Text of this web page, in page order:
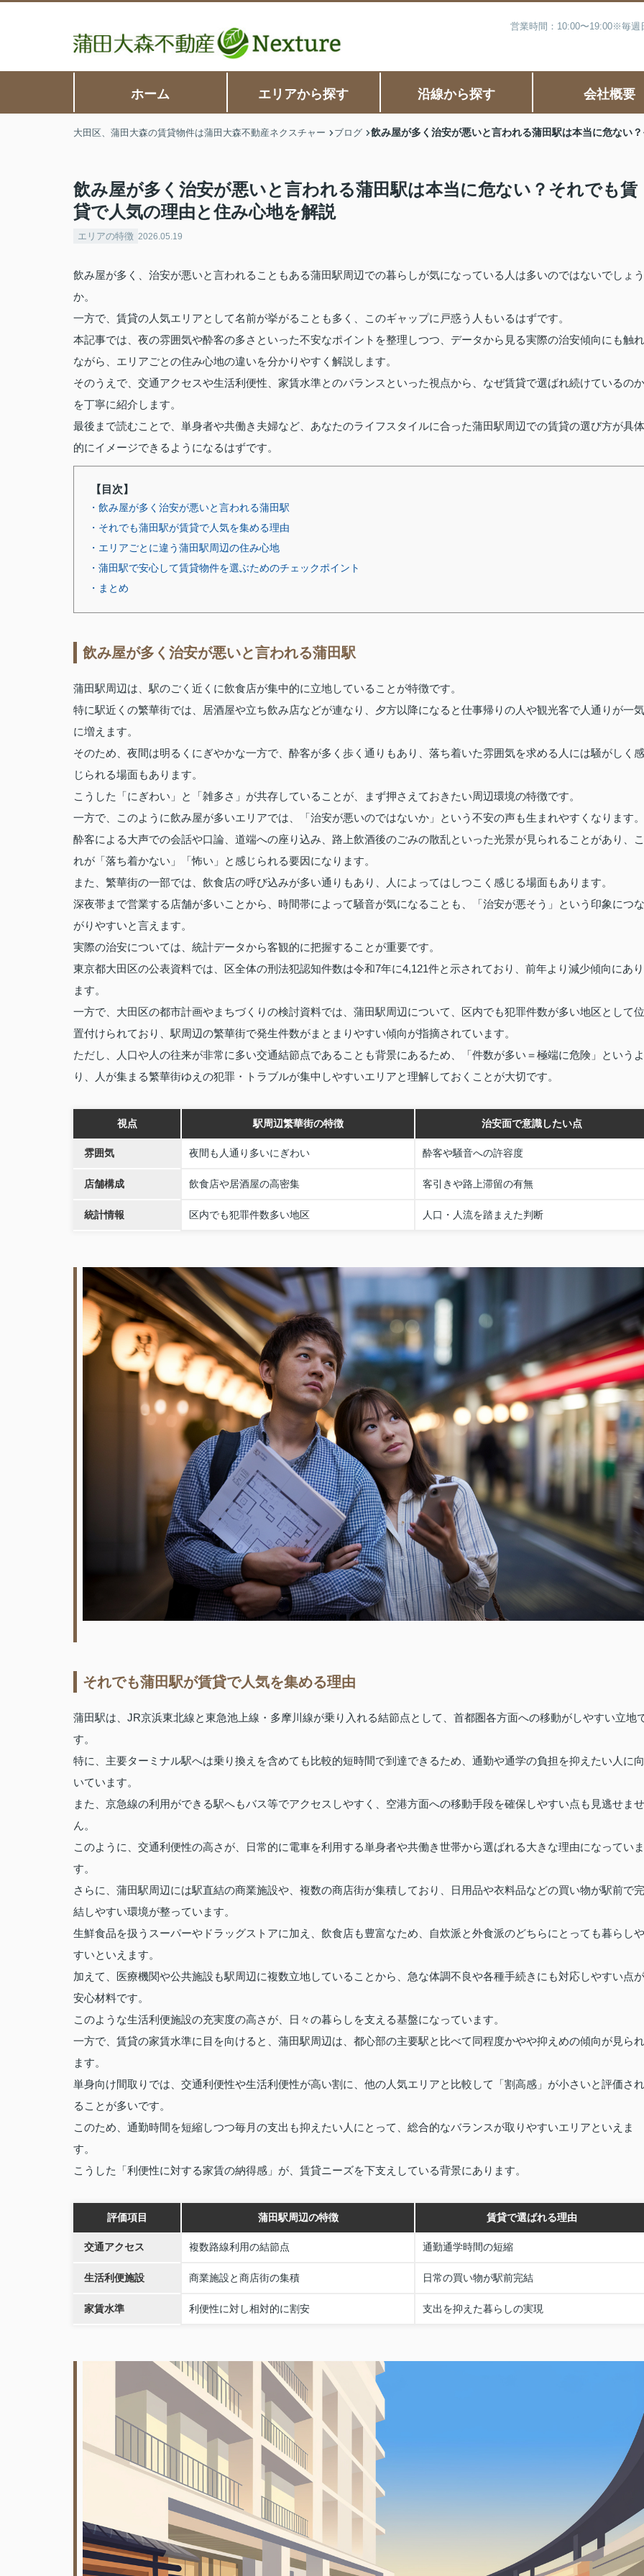
営業時間：10:00〜19:00※毎
ホーム エリアから探す 沿線から探す 会社概要
大田区、蒲田大森の賃貸物件は蒲田大森不動産ネクスチャー ブログ 飲み屋が多く治安が悪いと言われる蒲田駅は本当に危ない
飲み屋が多く治安が悪いと言われる蒲田駅は本当に危ない？それでも賃
貸で人気の理由と住み心地を解説
エリアの特徴 2026.05.19
飲み屋が多く、治安が悪いと言われることもある蒲田駅周辺での暮らしが気になっている人は多いのではないでしょう
か。
一方で、賃貸の人気エリアとして名前が挙がることも多く、このギャップに戸惑う人もいるはずです。
本記事では、夜の雰囲気や酔客の多さといった不安なポイントを整理しつつ、データから見る実際の治安傾向にも触れ
ながら、エリアごとの住み心地の違いを分かりやすく解説します。
そのうえで、交通アクセスや生活利便性、家賃水準とのバランスといった視点から、なぜ賃貸で選ばれ続けているのか
を丁寧に紹介します。
最後まで読むことで、単身者や共働き夫婦など、あなたのライフスタイルに合った蒲田駅周辺での賃貸の選び方が具体
的にイメージできるようになるはずです。
【目次】
・飲み屋が多く治安が悪いと言われる蒲田駅
・それでも蒲田駅が賃貸で人気を集める理由
・エリアごとに違う蒲田駅周辺の住み心地
・蒲田駅で安心して賃貸物件を選ぶためのチェックポイント
・まとめ
飲み屋が多く治安が悪いと言われる蒲田駅
蒲田駅周辺は、駅のごく近くに飲食店が集中的に立地していることが特徴です。
特に駅近くの繁華街では、居酒屋や立ち飲み店などが連なり、夕方以降になると仕事帰りの人や観光客で人通りが一気
に増えます。
そのため、夜間は明るくにぎやかな一方で、酔客が多く歩く通りもあり、落ち着いた雰囲気を求める人には騒がしく感
じられる場面もあります。
こうした「にぎわい」と「雑多さ」が共存していることが、まず押さえておきたい周辺環境の特徴です。
一方で、このように飲み屋が多いエリアでは、「治安が悪いのではないか」という不安の声も生まれやすくなります。
酔客による大声での会話や口論、道端への座り込み、路上飲酒後のごみの散乱といった光景が見られることがあり、こ
れが「落ち着かない」「怖い」と感じられる要因になります。
また、繁華街の一部では、飲食店の呼び込みが多い通りもあり、人によってはしつこく感じる場面もあります。
深夜帯まで営業する店舗が多いことから、時間帯によって騒音が気になることも、「治安が悪そう」という印象につな
がりやすいと言えます。
実際の治安については、統計データから客観的に把握することが重要です。
東京都大田区の公表資料では、区全体の刑法犯認知件数は令和7年に4,121件と示されており、前年より減少傾向にあり
ます。
一方で、大田区の都市計画やまちづくりの検討資料では、蒲田駅周辺について、区内でも犯罪件数が多い地区として位
置付けられており、駅周辺の繁華街で発生件数がまとまりやすい傾向が指摘されています。
ただし、人口や人の往来が非常に多い交通結節点であることも背景にあるため、「件数が多い＝極端に危険」というよ
り、人が集まる繁華街ゆえの犯罪・トラブルが集中しやすいエリアと理解しておくことが大切です。
視点 駅周辺繁華街の特徴 治安面で意識したい点
雰囲気 夜間も人通り多いにぎわい 酔客や騒音への許容度
店舗構成 飲食店や居酒屋の高密集 客引きや路上滞留の有無
統計情報 区内でも犯罪件数多い地区 人口・人流を踏まえた判断
それでも蒲田駅が賃貸で人気を集める理由
蒲田駅は、JR京浜東北線と東急池上線・多摩川線が乗り入れる結節点として、首都圏各方面への移動がしやすい立地
す。
特に、主要ターミナル駅へは乗り換えを含めても比較的短時間で到達できるため、通勤や通学の負担を抑えたい人に向
いています。
また、京急線の利用ができる駅へもバス等でアクセスしやすく、空港方面への移動手段を確保しやすい点も見逃せませ
ん。
このように、交通利便性の高さが、日常的に電車を利用する単身者や共働き世帯から選ばれる大きな理由になっていま
す。
さらに、蒲田駅周辺には駅直結の商業施設や、複数の商店街が集積しており、日用品や衣料品などの買い物が駅前で完
結しやすい環境が整っています。
生鮮食品を扱うスーパーやドラッグストアに加え、飲食店も豊富なため、自炊派と外食派のどちらにとっても暮らしや
すいといえます。
加えて、医療機関や公共施設も駅周辺に複数立地していることから、急な体調不良や各種手続きにも対応しやすい点が
安心材料です。
このような生活利便施設の充実度の高さが、日々の暮らしを支える基盤になっています。
一方で、賃貸の家賃水準に目を向けると、蒲田駅周辺は、都心部の主要駅と比べて同程度かやや抑えめの傾向が見られ
ます。
単身向け間取りでは、交通利便性や生活利便性が高い割に、他の人気エリアと比較して「割高感」が小さいと評価され
ることが多いです。
このため、通勤時間を短縮しつつ毎月の支出も抑えたい人にとって、総合的なバランスが取りやすいエリアといえま
す。
こうした「利便性に対する家賃の納得感」が、賃貸ニーズを下支えしている背景にあります。
評価項目 蒲田駅周辺の特徴 賃貸で選ばれる理由
交通アクセス 複数路線利用の結節点 通勤通学時間の短縮
生活利便施設 商業施設と商店街の集積 日常の買い物が駅前完結
家賃水準 利便性に対し相対的に割安 支出を抑えた暮らしの実現